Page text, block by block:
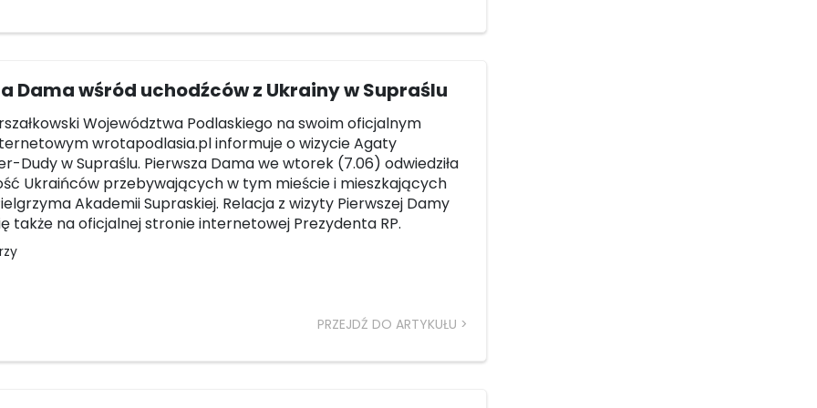
Dama wśród uchodźców z Ukrainy w Supraślu
Województwa Podlaskiego na swoim oficjalnym
wrotapodlasia.pl informuje o wizycie Agaty
Dudy w Supraślu. Pierwsza Dama we wtorek (7.06) odwiedziła
Ukraińców przebywających w tym mieście i mieszkających
Akademii Supraskiej. Relacja z wizyty Pierwszej Damy
także na oficjalnej stronie internetowej Prezydenta RP.
PRZEJDŹ DO ARTYKUŁU